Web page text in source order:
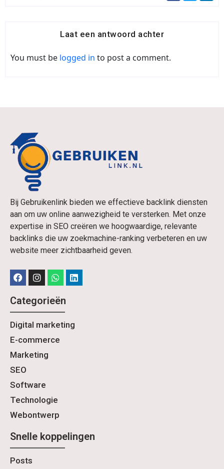
Laat een antwoord achter
You must be logged in to post a comment.
Bij Gebruikenlink bieden we effectieve backlink diensten
aan om uw online aanwezigheid te versterken. Met onze
expertise in SEO creëren we hoogwaardige, relevante
backlinks die uw zoekmachine-ranking verbeteren en uw
website meer zichtbaarheid geven.
Categorieën
Digital marketing
E-commerce
Marketing
SEO
Software
Technologie
Webontwerp
Snelle koppelingen
Posts